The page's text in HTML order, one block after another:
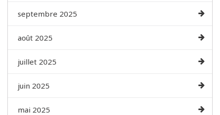
septembre 2025
août 2025
juillet 2025
juin 2025
mai 2025